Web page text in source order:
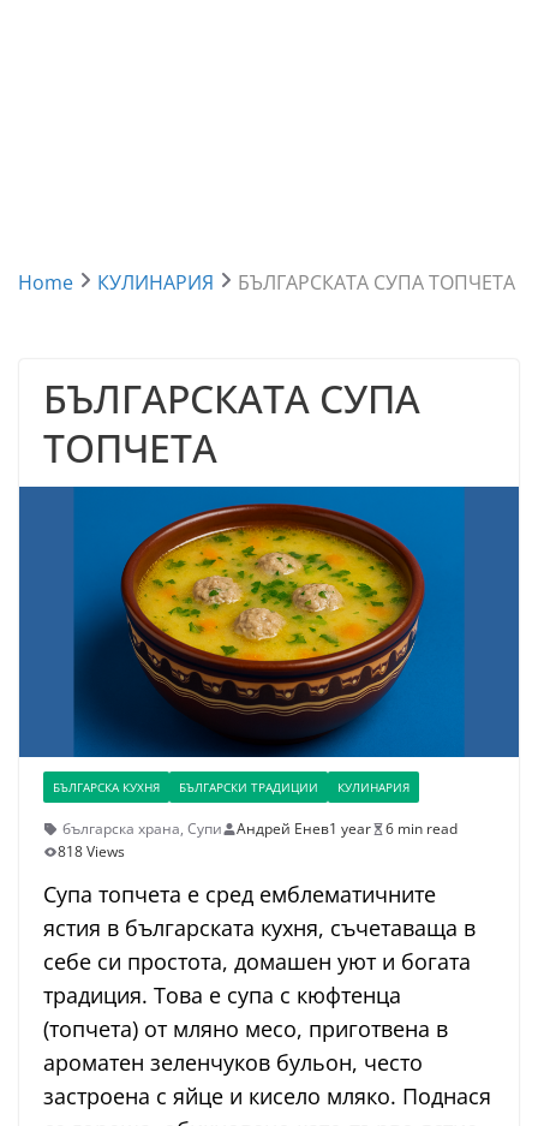
Home КУЛИНАРИЯ БЪЛГАРСКАТА СУПА ТОПЧЕТА
БЪЛГАРСКАТА СУПА
ТОПЧЕТА
БЪЛГАРСКА КУХНЯ БЪЛГАРСКИ ТРАДИЦИИ КУЛИНАРИЯ
българска храна, Супи Андрей Енев1 year
6 min read
818 Views
Супа топчета е сред емблематичните
ястия в българската кухня, съчетаваща в
себе си простота, домашен уют и богата
традиция. Това е супа с кюфтенца
(топчета) от мляно месо, приготвена в
ароматен зеленчуков бульон, често
застроена с яйце и кисело мляко. Поднася